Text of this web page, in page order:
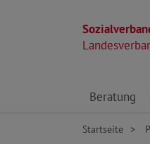
Direkt zu
Beratung
Startseite